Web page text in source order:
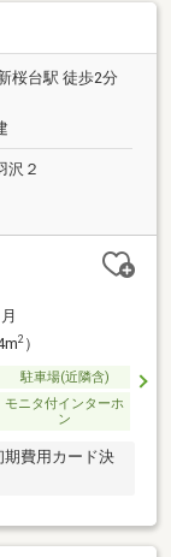
桜台駅 徒歩2分
沢２
2）
駐車場(近隣含)
モニタ付インターホ
ン
費用カード決